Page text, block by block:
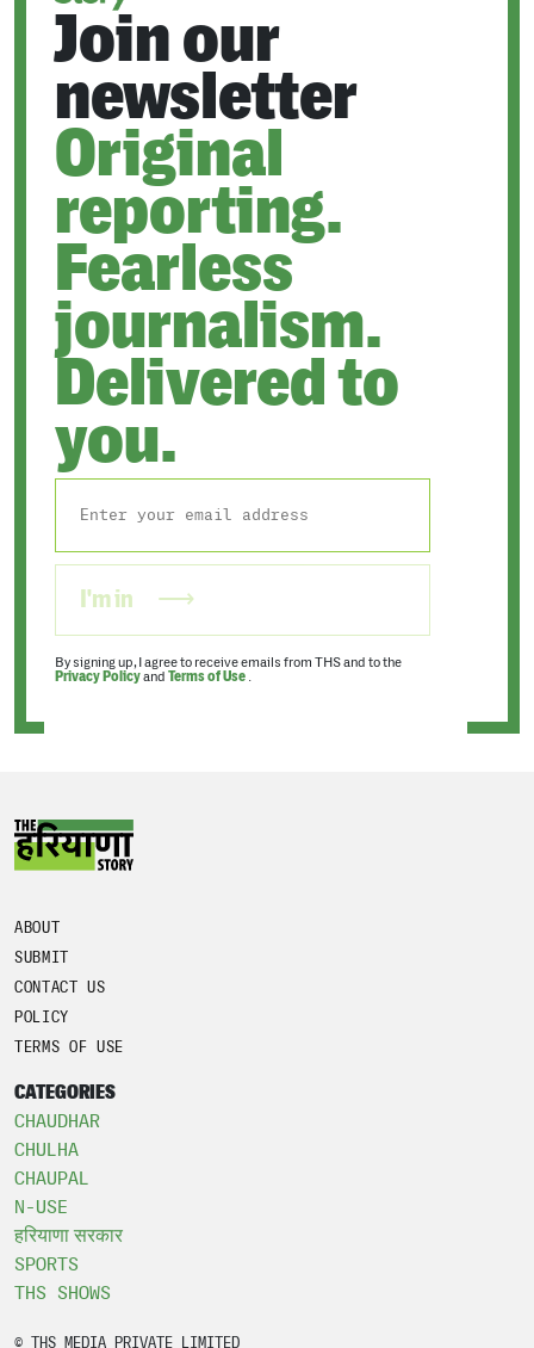
Join our
newsletter
Original
reporting.
Fearless
journalism.
Delivered to
you.
I'm in
By signing up, I agree to receive emails from THS and to the
Privacy Policyand Terms of Use .
ABOUT
SUBMIT
CONTACT US
POLICY
TERMS OF USE
CATEGORIES
CHAUDHAR
CHULHA
CHAUPAL
N-USE
हरियाणा सरकार
SPORTS
THS SHOWS
© THS MEDIA PRIVATE LIMITED